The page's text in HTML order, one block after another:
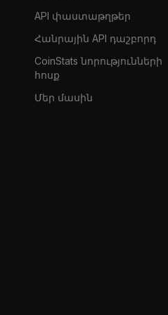
API փաստաթղթեր
Հանրային API դաշբորդ
CoinStats նորությունների
հոսք
Մեր մասին